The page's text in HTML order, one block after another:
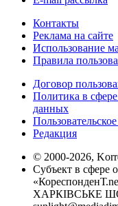
Контакты
Реклама на сайте
Использование
Правила
Договор
Политика в
данных
Редакция
© 2000-2026,
Субъект в сфере
ХАРКІВСЬКЕ